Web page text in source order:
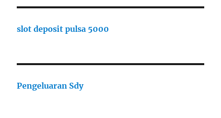
slot deposit pulsa 5000
Pengeluaran Sdy